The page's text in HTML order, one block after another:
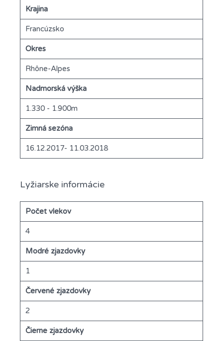
Krajina
Francúzsko
Okres
Rhône-Alpes
Nadmorská výška
1.330 - 1.900m
Zimná sezóna
16.12.2017- 11.03.2018
Lyžiarske informácie
Počet vlekov
4
Modré zjazdovky
1
Červené zjazdovky
2
Čierne zjazdovky